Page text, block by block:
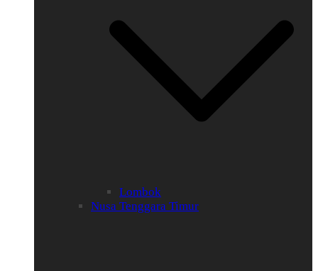
Lombok
Nusa Tenggara Timur